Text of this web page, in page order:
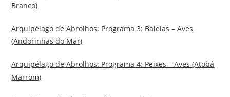
Branco)
Arquipélago de Abrolhos: Programa 3: Baleias – Aves
(Andorinhas do Mar)
Arquipélago de Abrolhos: Programa 4: Peixes – Aves (Atobá
Marrom)